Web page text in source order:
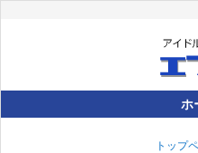
ホ
トップ